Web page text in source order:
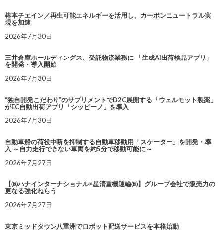
椿本チエイン／再生可能エネルギーを活用し、カーボンニュートラル実
現を加速
2026年7月30日
三井倉庫ホールディングス、受託物流業務に 「生成AI出荷検品アプリ」
を開発・導入開始
2026年7月30日
“独自開発こだわり”のサプリメントでD2C展開する「ウェルモット製薬」
がEC自動出荷アプリ「シッピーノ」を導入
2026年7月30日
自動車船の荷役中断を抑制する自動車移動用「スケーター」を開発・導
入 ～自力走行できない車両を約5分で移動可能に～
2026年7月27日
【㈱ハナインターナショナル×星清重機運輸㈱】グループ会社で販売力の
更なる強化ねらう
2026年7月27日
東京ミッドタウン八重洲でロボット配送サービスを本格始動